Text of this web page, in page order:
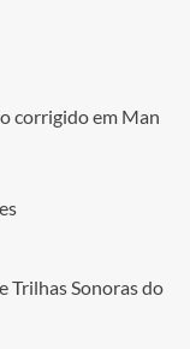
corrigido em Man
Trilhas Sonoras do